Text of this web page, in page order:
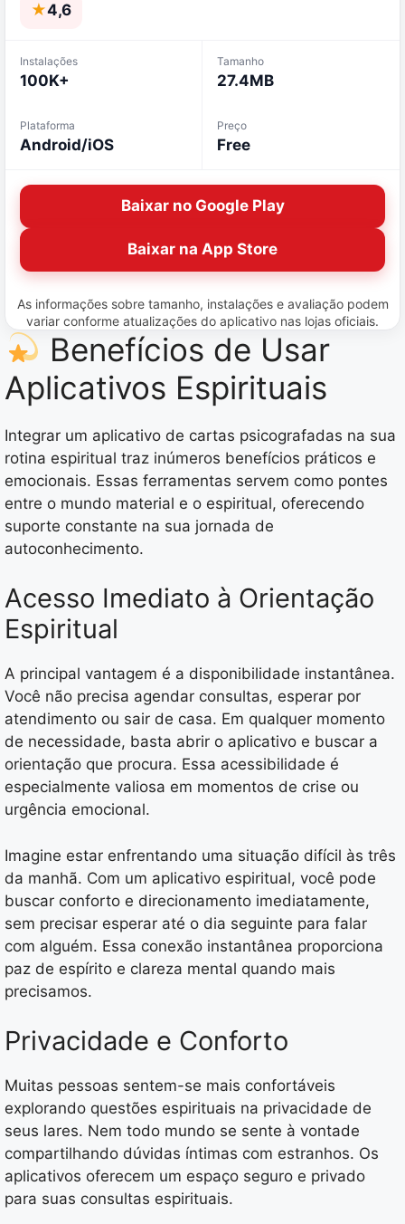
★4,6
Instalações
100K+
Tamanho
27.4MB
Plataforma
Android/iOS
Preço
Free
Baixar no Google Play
Baixar na App Store
As informações sobre tamanho, instalações e avaliação podem
variar conforme atualizações do aplicativo nas lojas oficiais.
Benefícios de Usar
Aplicativos Espirituais
Integrar um aplicativo de cartas psicografadas na sua
rotina espiritual traz inúmeros benefícios práticos e
emocionais. Essas ferramentas servem como pontes
entre o mundo material e o espiritual, oferecendo
suporte constante na sua jornada de
autoconhecimento.
Acesso Imediato à Orientação
Espiritual
A principal vantagem é a disponibilidade instantânea.
Você não precisa agendar consultas, esperar por
atendimento ou sair de casa. Em qualquer momento
de necessidade, basta abrir o aplicativo e buscar a
orientação que procura. Essa acessibilidade é
especialmente valiosa em momentos de crise ou
urgência emocional.
Imagine estar enfrentando uma situação difícil às três
da manhã. Com um aplicativo espiritual, você pode
buscar conforto e direcionamento imediatamente,
sem precisar esperar até o dia seguinte para falar
com alguém. Essa conexão instantânea proporciona
paz de espírito e clareza mental quando mais
precisamos.
Privacidade e Conforto
Muitas pessoas sentem-se mais confortáveis
explorando questões espirituais na privacidade de
seus lares. Nem todo mundo se sente à vontade
compartilhando dúvidas íntimas com estranhos. Os
aplicativos oferecem um espaço seguro e privado
para suas consultas espirituais.